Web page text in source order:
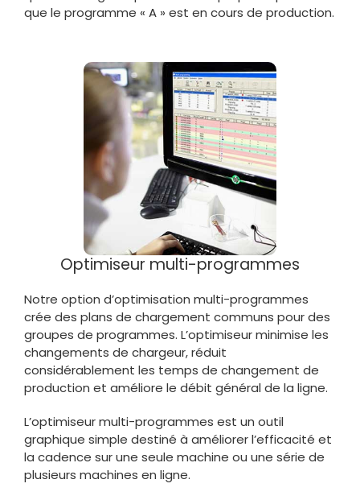
que le programme « A » est en cours de production.
Optimiseur multi-programmes
Notre option d’optimisation multi-programmes
crée des plans de chargement communs pour des
groupes de programmes. L’optimiseur minimise les
changements de chargeur, réduit
considérablement les temps de changement de
production et améliore le débit général de la ligne.
L’optimiseur multi-programmes est un outil
graphique simple destiné à améliorer l’efficacité et
la cadence sur une seule machine ou une série de
plusieurs machines en ligne.